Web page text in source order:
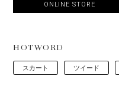
ONLINE STORE
HOTWORD
スカート ツイード